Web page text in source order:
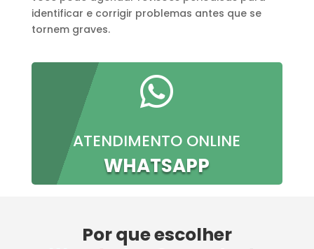
identificar e corrigir problemas antes que se
tornem graves.

ATENDIMENTO ONLINE
WHATSAPP
Por que escolher